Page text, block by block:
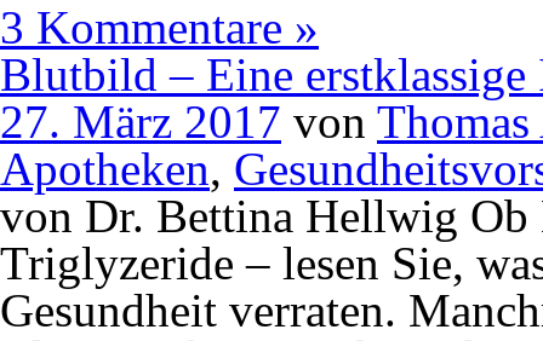
3 Kommentare »
Blutbild – Eine
27. März 2017 von Thomas
Apotheken,
von Dr. Bettina Hellwig
Triglyzeride – lesen Sie,
Gesundheit verraten.